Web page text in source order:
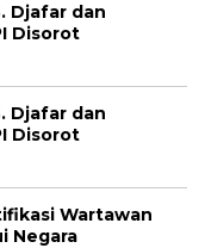
Djafar dan
Disorot
Djafar dan
Disorot
Wartawan
Negara